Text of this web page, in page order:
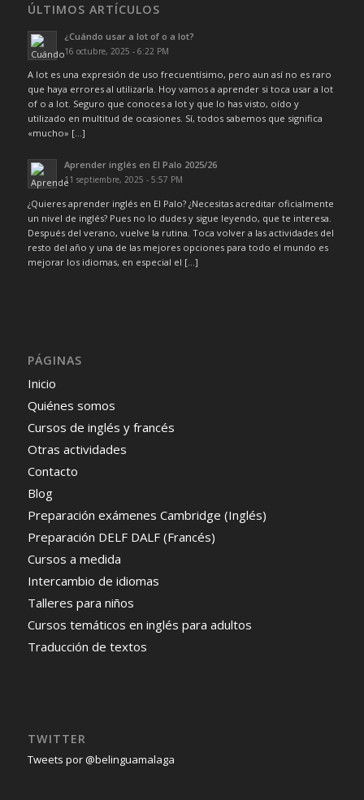
ÚLTIMOS ARTÍCULOS
¿Cuándo usar a lot of o a lot?
16 octubre, 2025 - 6:22 PM
A lot es una expresión de uso frecuentísimo, pero aun así no es raro
que haya errores al utilizarla. Hoy vamos a aprender si toca usar a lot
of o a lot. Seguro que conoces a lot y que lo has visto, oído y
utilizado en multitud de ocasiones. Sí, todos sabemos que significa
«mucho» […]
Aprender inglés en El Palo 2025/26
11 septiembre, 2025 - 5:57 PM
¿Quieres aprender inglés en El Palo? ¿Necesitas acreditar oficialmente
un nivel de inglés? Pues no lo dudes y sigue leyendo, que te interesa.
Después del verano, vuelve la rutina. Toca volver a las actividades del
resto del año y una de las mejores opciones para todo el mundo es
mejorar los idiomas, en especial el […]
PÁGINAS
Inicio
Quiénes somos
Cursos de inglés y francés
Otras actividades
Contacto
Blog
Preparación exámenes Cambridge (Inglés)
Preparación DELF DALF (Francés)
Cursos a medida
Intercambio de idiomas
Talleres para niños
Cursos temáticos en inglés para adultos
Traducción de textos
TWITTER
Tweets por @belinguamalaga